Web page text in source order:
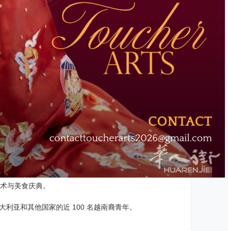
与美食庆典。
亚和其他国家的近 100 名越南裔青年。